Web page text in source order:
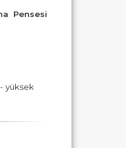
Pensesi
yüksek